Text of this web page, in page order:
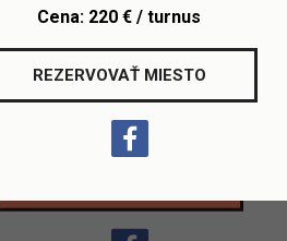
slovenčinus rodilými hovorcami.
prístup akreditovanej školy iCan.
Cena: 220 € / turnus
REZERVOVAŤ MIESTO